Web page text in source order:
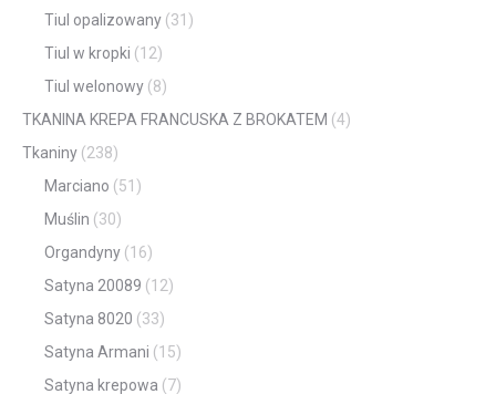
Tiul opalizowany (31)
Tiul w kropki (12)
Tiul welonowy (8)
TKANINA KREPA FRANCUSKA Z BROKATEM (4)
Tkaniny (238)
Marciano (51)
Muślin (30)
Organdyny (16)
Satyna 20089 (12)
Satyna 8020 (33)
Satyna Armani (15)
Satyna krepowa (7)